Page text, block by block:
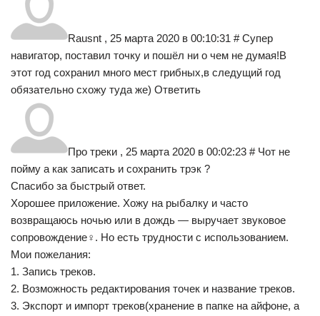
Rausnt , 25 марта 2020 в 00:10:31 # Супер
навигатор, поставил точку и пошёл ни о чем не думая!В
этот год сохранил много мест грибных,в следущий год
обязательно схожу туда же) Ответить
Про треки , 25 марта 2020 в 00:02:23 # Чот не
пойму а как записать и сохранить трэк ?
Спасибо за быстрый ответ.
Хорошее приложение. Хожу на рыбалку и часто
возвращаюсь ночью или в дождь — выручает звуковое
сопровождение‍♀️. Но есть трудности с использованием.
Мои пожелания:
1. Запись треков.
2. Возможность редактирования точек и название треков.
3. Экспорт и импорт треков(хранение в папке на айфоне, а